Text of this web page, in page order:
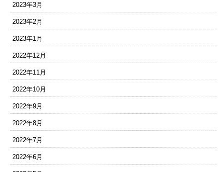
2023年3月
2023年2月
2023年1月
2022年12月
2022年11月
2022年10月
2022年9月
2022年8月
2022年7月
2022年6月